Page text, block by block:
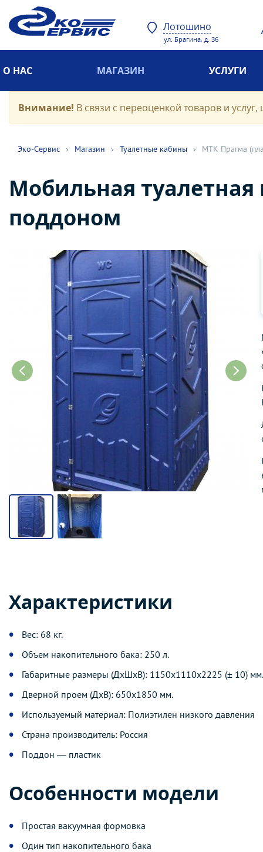
Лотошино
ул. Брагина, д. 36
О НАС МАГАЗИН УСЛУГИ
Внимание! В связи с переоценкой товаров и
Эко-Cервис › Магазин › Туалетные кабины › МТК Прагма
Мобильная
поддоном
Характеристики
Вес: 68 кг.
Объем накопительного бака: 250 л.
Габаритные размеры (ДхШхВ): 1150x1110x2225 (± 10) мм.
Дверной проем (ДхВ): 650х1850 мм.
Используемый материал: Полиэтилен низкого давления
Страна производитель: Россия
Поддон — пластик
Особенности модели
Простая вакуумная формовка
Один тип накопительного бака